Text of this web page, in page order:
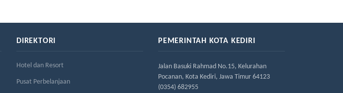
DIREKTORI
Hotel dan Resort
Pusat Perbelanjaan
PEMERINTAH KOTA KEDIRI
Jalan Basuki Rahmad No.15, Kelurahan
Pocanan, Kota Kediri, Jawa Timur 64123
(0354) 682955